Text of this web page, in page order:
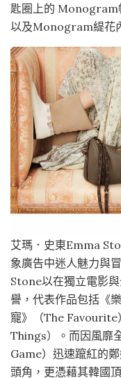
匙圈上的 Monogram
以及Monogram緹花
艾瑪．史東Emma
象廣告中迷人魅力與
Stone以在獨立電影
譽，代表作品包括《
寵》（The Favourite
Things）。而因風靡
Game）迅速躥紅的
頭角，更憑藉其韓國